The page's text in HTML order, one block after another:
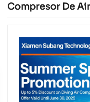
Compresor De